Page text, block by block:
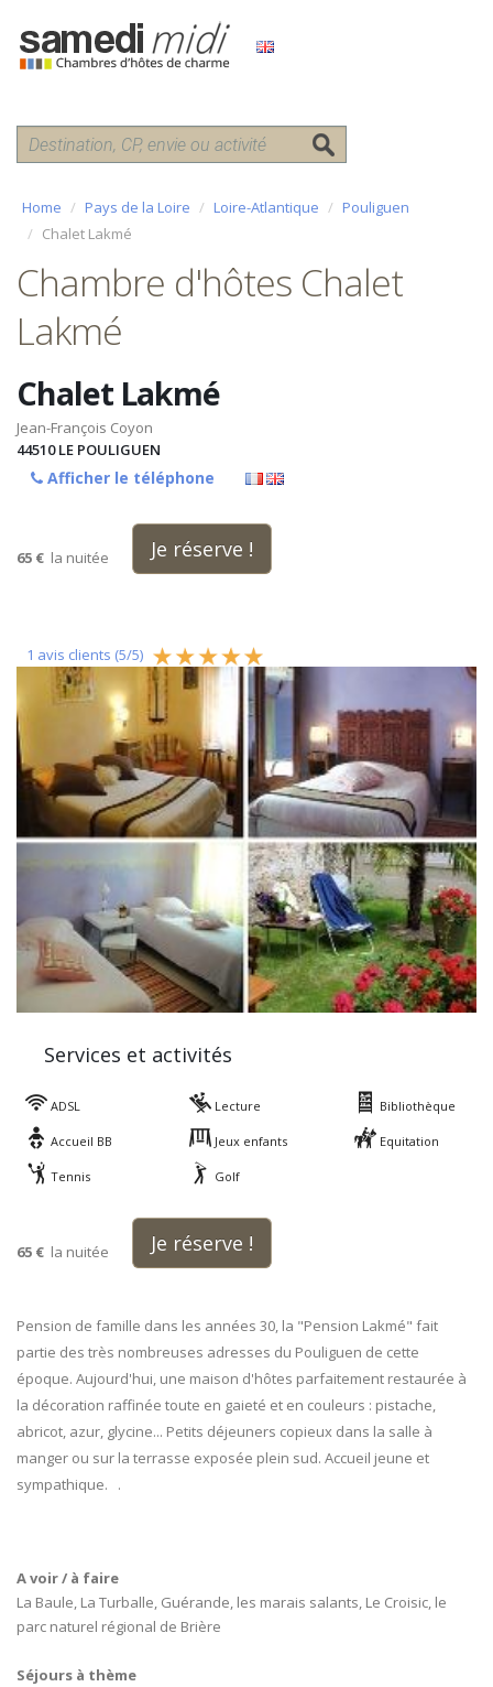
Home Pays de la Loire Loire-Atlantique
Pouliguen
Chalet Lakmé
Chambre d'hôtes Chalet
Lakmé
Chalet Lakmé
Jean-François Coyon
44510 LE POULIGUEN
Afficher le téléphone
65 € la nuitée Je réserve !
1 avis clients (5/5)
Services et activités
ADSL Lecture Bibliothèque
Accueil BB Jeux enfants Equitation
Tennis Golf
65 € la nuitée Je réserve !
Pension de famille dans les années 30, la "Pension Lakmé" fait
partie des très nombreuses adresses du Pouliguen de cette
époque. Aujourd'hui, une maison d'hôtes parfaitement restaurée à
la décoration raffinée toute en gaieté et en couleurs : pistache,
abricot, azur, glycine... Petits déjeuners copieux dans la salle à
manger ou sur la terrasse exposée plein sud. Accueil jeune et
sympathique. .
A voir / à faire
La Baule, La Turballe, Guérande, les marais salants, Le Croisic, le
parc naturel régional de Brière
Séjours à thème